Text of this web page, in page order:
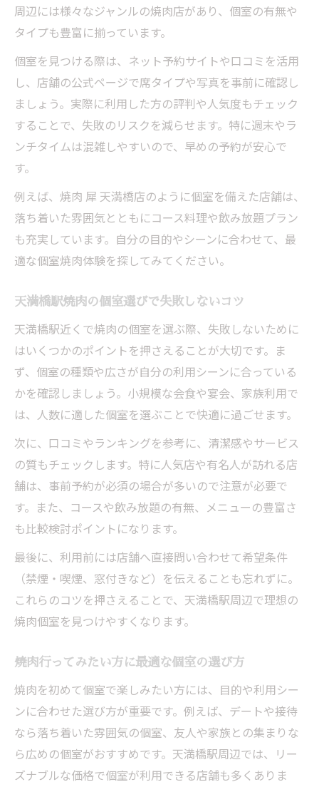
周辺には様々なジャンルの焼肉店があり、個室の有無や
タイプも豊富に揃っています。
個室を見つける際は、ネット予約サイトや口コミを活用
し、店舗の公式ページで席タイプや写真を事前に確認し
ましょう。実際に利用した方の評判や人気度もチェック
することで、失敗のリスクを減らせます。特に週末やラ
ンチタイムは混雑しやすいので、早めの予約が安心で
す。
例えば、焼肉 犀 天満橋店のように個室を備えた店舗は、
落ち着いた雰囲気とともにコース料理や飲み放題プラン
も充実しています。自分の目的やシーンに合わせて、最
適な個室焼肉体験を探してみてください。
天満橋駅焼肉の個室選びで失敗しないコツ
天満橋駅近くで焼肉の個室を選ぶ際、失敗しないために
はいくつかのポイントを押さえることが大切です。ま
ず、個室の種類や広さが自分の利用シーンに合っている
かを確認しましょう。小規模な会食や宴会、家族利用で
は、人数に適した個室を選ぶことで快適に過ごせます。
次に、口コミやランキングを参考に、清潔感やサービス
の質もチェックします。特に人気店や有名人が訪れる店
舗は、事前予約が必須の場合が多いので注意が必要で
す。また、コースや飲み放題の有無、メニューの豊富さ
も比較検討ポイントになります。
最後に、利用前には店舗へ直接問い合わせて希望条件
（禁煙・喫煙、窓付きなど）を伝えることも忘れずに。
これらのコツを押さえることで、天満橋駅周辺で理想の
焼肉個室を見つけやすくなります。
焼肉行ってみたい方に最適な個室の選び方
焼肉を初めて個室で楽しみたい方には、目的や利用シー
ンに合わせた選び方が重要です。例えば、デートや接待
なら落ち着いた雰囲気の個室、友人や家族との集まりな
ら広めの個室がおすすめです。天満橋駅周辺では、リー
ズナブルな価格で個室が利用できる店舗も多くありま